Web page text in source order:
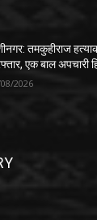
तमकुहीराज
एक बाल अपचारी
2026